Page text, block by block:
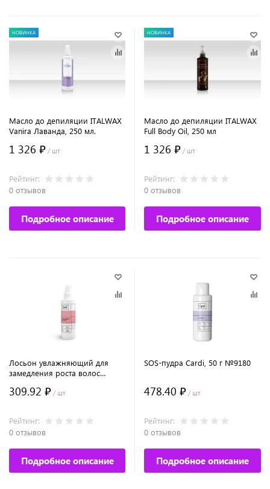
НОВИНКА
Масло до депиляции ITALWAX
Vanira Лаванда, 250 мл.
1 326 ₽ / шт
Рейтинг:
0 отзывов
Подробное описание
НОВИНКА
Масло до депиляции ITALWAX
Full Body Oil, 250 мл
1 326 ₽ / шт
Рейтинг:
0 отзывов
Подробное описание
Лосьон увлажняющий для
замедления роста волос
309.92 ₽ / шт
Рейтинг:
0 отзывов
Подробное описание
SOS-пудра Cardi, 50 г №9180
478.40 ₽ / шт
Рейтинг:
0 отзывов
Подробное описание